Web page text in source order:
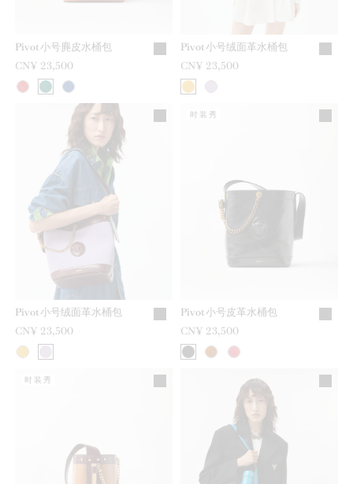
Pivot小号麂皮水桶包
CN¥ 23,500
Pivot小号绒面革水桶包
CN¥ 23,500
Pivot小号绒面革水桶包
CN¥ 23,500
Pivot小号皮革水桶包
CN¥ 23,500
时装秀
时装秀